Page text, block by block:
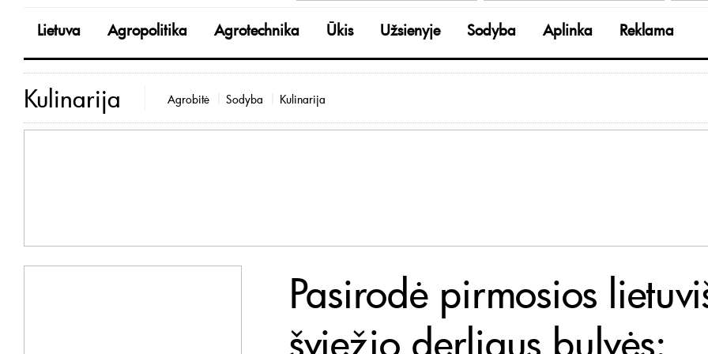
Lietuva Agropolitika Agrotechnika Ūkis Užsienyje Sodyba Aplinka Reklama
Kulinarija Agrobitė Sodyba Kulinarija
Pasirodė pirmosios
šviežio derliaus bulvės: